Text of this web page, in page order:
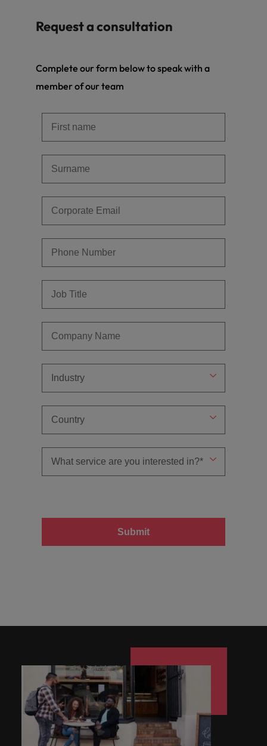
Request a consultation
Complete our form below to speak with a
member of our team
Submit